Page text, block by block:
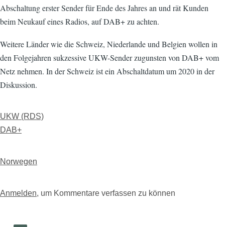
Abschaltung erster Sender für Ende des Jahres an und rät Kunden
beim Neukauf eines Radios, auf DAB+ zu achten.
Weitere Länder wie die Schweiz, Niederlande und Belgien wollen in
den Folgejahren sukzessive UKW-Sender zugunsten von DAB+ vom
Netz nehmen. In der Schweiz ist ein Abschaltdatum um 2020 in der
Diskussion.
UKW (RDS)
DAB+
Norwegen
Anmelden, um Kommentare verfassen zu können